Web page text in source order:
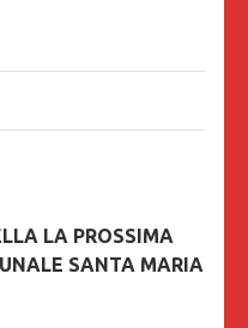
LA PROSSIMA
SANTA MARIA